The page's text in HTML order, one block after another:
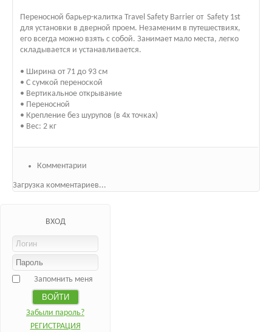
Переносной барьер-калитка Travel Safety Barrier от Safety 1st
для установки в дверной проем. Незаменим в путешествиях,
его всегда можно взять с собой. Занимает мало места, легко
складывается и устанавливается.
• Ширина от 71 до 93 см
• С сумкой переноской
• Вертикальное открывание
• Переносной
• Крепление без шурупов (в 4х точках)
• Вес: 2 кг
Комментарии
Загрузка комментариев...
ВХОД
Запомнить меня
Забыли пароль?
РЕГИСТРАЦИЯ